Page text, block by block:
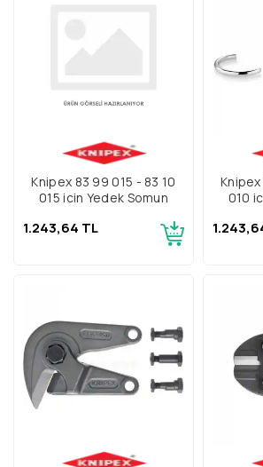
Knipex 83 99 015 - 83 10
015 için Yedek Somun
1.243,64 TL
010